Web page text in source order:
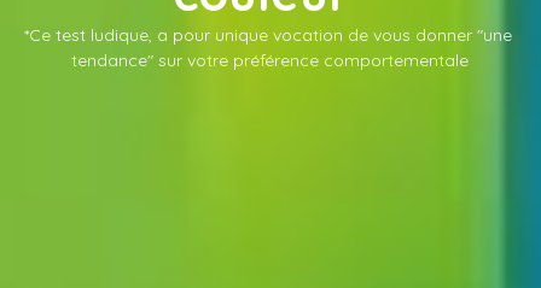
*Ce test ludique, a pour unique vocation de vous donner "une
tendance" sur votre préférence comportementale